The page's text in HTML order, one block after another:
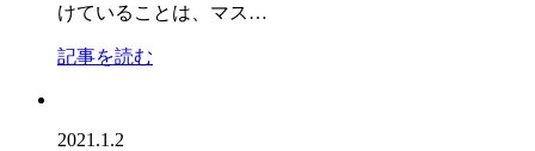
けていることは、マス…
記事を読む
2021.1.2